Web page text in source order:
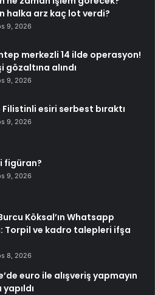
halka arz kaç lot verdi?
9, 2026
merkezli 14 ilde operasyon!
gözaltına alındı
9, 2026
Filistinli esiri serbest bıraktı
9, 2026
figüran?
9, 2026
Köksal’ın Whatsapp
Torpil ve kadro talepleri ifşa
8, 2026
euro ile alışveriş yapmayın
yapıldı